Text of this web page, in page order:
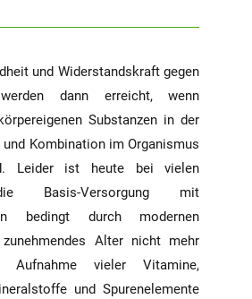
und Widerstandskraft gegen
werden dann erreicht, wenn
Substanzen in der
Kombination im Organismus
Leider ist heute bei vielen
Basis-Versorgung mit
bedingt durch modernen
Alter nicht mehr
Aufnahme vieler Vitamine,
und Spurenelemente